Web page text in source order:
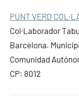
PUNT VERD
Col·Laborador
Barcelona.
Comunidad
CP: 8012